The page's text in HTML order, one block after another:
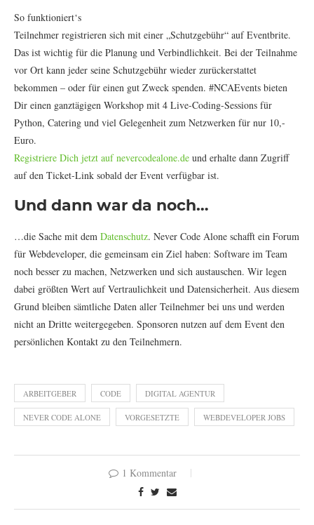
So funktioniert‘s
Teilnehmer registrieren sich mit einer „Schutzgebühr“ auf Eventbrite.
Das ist wichtig für die Planung und Verbindlichkeit. Bei der Teilnahme
vor Ort kann jeder seine Schutzgebühr wieder zurückerstattet
bekommen – oder für einen gut Zweck spenden. #NCAEvents bieten
Dir einen ganztägigen Workshop mit 4 Live-Coding-Sessions für
Python, Catering und viel Gelegenheit zum Netzwerken für nur 10,-
Euro.
Registriere Dich jetzt auf nevercodealone.de und erhalte dann Zugriff
auf den Ticket-Link sobald der Event verfügbar ist.
Und dann war da noch…
…die Sache mit dem Datenschutz. Never Code Alone schafft ein Forum
für Webdeveloper, die gemeinsam ein Ziel haben: Software im Team
noch besser zu machen, Netzwerken und sich austauschen. Wir legen
dabei größten Wert auf Vertraulichkeit und Datensicherheit. Aus diesem
Grund bleiben sämtliche Daten aller Teilnehmer bei uns und werden
nicht an Dritte weitergegeben. Sponsoren nutzen auf dem Event den
persönlichen Kontakt zu den Teilnehmern.
ARBEITGEBER CODE DIGITAL AGENTUR
NEVER CODE ALONE VORGESETZTE WEBDEVELOPER JOBS
1 Kommentar